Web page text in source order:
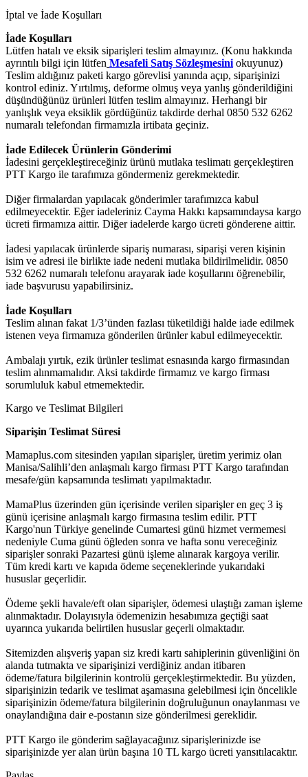
İptal ve İade Koşulları
İade Koşulları
Lütfen hatalı ve eksik siparişleri teslim almayınız. (Konu hakkında
ayrıntılı bilgi için lütfen Mesafeli Satış Sözleşmesini okuyunuz)
Teslim aldığınız paketi kargo görevlisi yanında açıp, siparişinizi
kontrol ediniz. Yırtılmış, deforme olmuş veya yanlış gönderildiğini
düşündüğünüz ürünleri lütfen teslim almayınız. Herhangi bir
yanlışlık veya eksiklik gördüğünüz takdirde derhal 0850 532 6262
numaralı telefondan firmamızla irtibata geçiniz.
İade Edilecek Ürünlerin Gönderimi
İadesini gerçekleştireceğiniz ürünü mutlaka teslimatı gerçekleştiren
PTT Kargo ile tarafımıza göndermeniz gerekmektedir.
Diğer firmalardan yapılacak gönderimler tarafımızca kabul
edilmeyecektir. Eğer iadeleriniz Cayma Hakkı kapsamındaysa kargo
ücreti firmamıza aittir. Diğer iadelerde kargo ücreti gönderene aittir.
İadesi yapılacak ürünlerde sipariş numarası, siparişi veren kişinin
isim ve adresi ile birlikte iade nedeni mutlaka bildirilmelidir. 0850
532 6262 numaralı telefonu arayarak iade koşullarını öğrenebilir,
iade başvurusu yapabilirsiniz.
İade Koşulları
Teslim alınan fakat 1/3’ünden fazlası tüketildiği halde iade edilmek
istenen veya firmamıza gönderilen ürünler kabul edilmeyecektir.
Ambalajı yırtık, ezik ürünler teslimat esnasında kargo firmasından
teslim alınmamalıdır. Aksi takdirde firmamız ve kargo firması
sorumluluk kabul etmemektedir.
Kargo ve Teslimat Bilgileri
Siparişin Teslimat Süresi
Mamaplus.com sitesinden yapılan siparişler, üretim yerimiz olan
Manisa/Salihli’den anlaşmalı kargo firması PTT Kargo tarafından
mesafe/gün kapsamında teslimatı yapılmaktadır.
MamaPlus üzerinden gün içerisinde verilen siparişler en geç 3 iş
günü içerisine anlaşmalı kargo firmasına teslim edilir. PTT
Kargo'nun Türkiye genelinde Cumartesi günü hizmet vermemesi
nedeniyle Cuma günü öğleden sonra ve hafta sonu vereceğiniz
siparişler sonraki Pazartesi günü işleme alınarak kargoya verilir.
Tüm kredi kartı ve kapıda ödeme seçeneklerinde yukarıdaki
hususlar geçerlidir.
Ödeme şekli havale/eft olan siparişler, ödemesi ulaştığı zaman işleme
alınmaktadır. Dolayısıyla ödemenizin hesabımıza geçtiği saat
uyarınca yukarıda belirtilen hususlar geçerli olmaktadır.
Sitemizden alışveriş yapan siz kredi kartı sahiplerinin güvenliğini ön
alanda tutmakta ve siparişinizi verdiğiniz andan itibaren
ödeme/fatura bilgilerinin kontrolü gerçekleştirmektedir. Bu yüzden,
siparişinizin tedarik ve teslimat aşamasına gelebilmesi için öncelikle
siparişinizin ödeme/fatura bilgilerinin doğruluğunun onaylanması ve
onaylandığına dair e-postanın size gönderilmesi gereklidir.
PTT Kargo ile gönderim sağlayacağınız siparişlerinizde ise
siparişinizde yer alan ürün başına 10 TL kargo ücreti yansıtılacaktır.